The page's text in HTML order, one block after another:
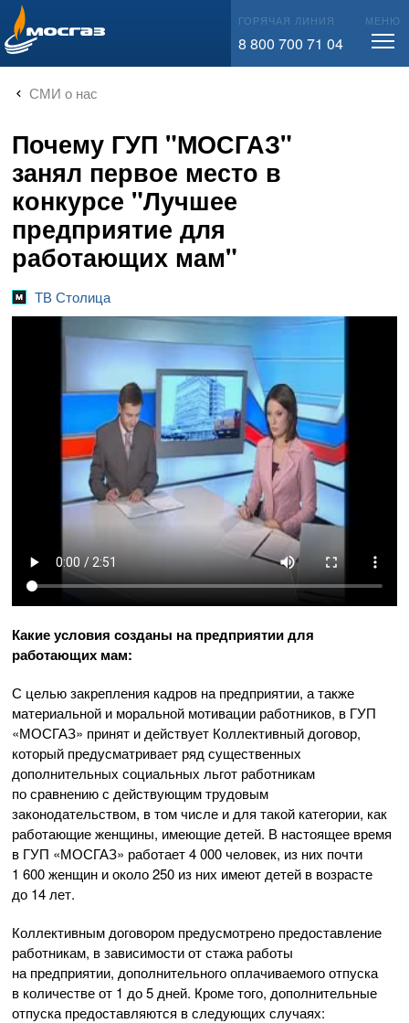
info@mos-gaz.ru ГОРЯЧАЯ ЛИНИЯ
8 800 700 71 04
МЕНЮ
СМИ о нас
Почему ГУП "МОСГАЗ"
занял первое место в
конкурсе "Лучшее
предприятие для
работающих мам"
ТВ Столица
Какие условия созданы на предприятии для
работающих мам:
С целью закрепления кадров на предприятии, а также
материальной и моральной мотивации работников, в ГУП
«МОСГАЗ» принят и действует Коллективный договор,
который предусматривает ряд существенных
дополнительных социальных льгот работникам
по сравнению с действующим трудовым
законодательством, в том числе и для такой категории, как
работающие женщины, имеющие детей. В настоящее время
в ГУП «МОСГАЗ» работает 4 000 человек, из них почти
1 600 женщин и около 250 из них имеют детей в возрасте
до 14 лет.
Коллективным договором предусмотрено предоставление
работникам, в зависимости от стажа работы
на предприятии, дополнительного оплачиваемого отпуска
в количестве от 1 до 5 дней. Кроме того, дополнительные
отпуска предоставляются в следующих случаях: